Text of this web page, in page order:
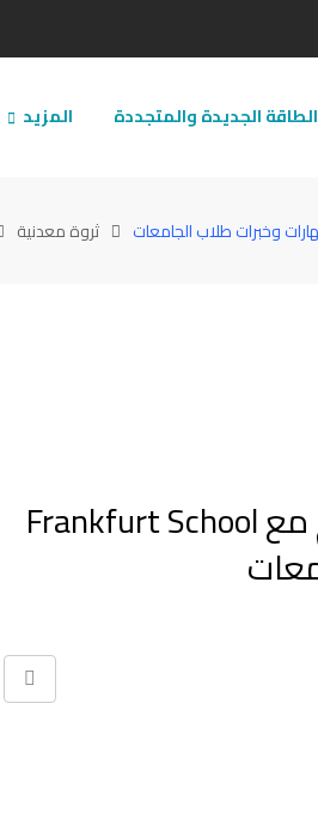
الطاقة الجديدة والمتجددة المزيد
ثروة معدنية
البنك التجاري الدولي-مصر سي.أى.بي CIB يوقع مذكرة تفاهم مع Frankfurt School
Print